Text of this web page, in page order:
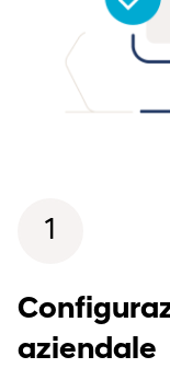
1
aziendale